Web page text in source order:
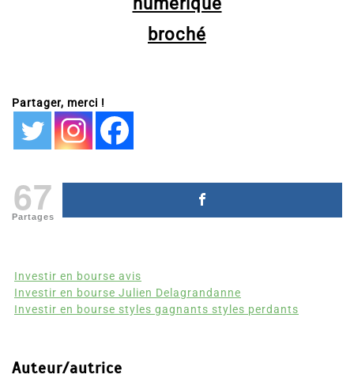
broché
Partager, merci !
67
Partages
Investir en bourse avis
Investir en bourse Julien Delagrandanne
Investir en bourse styles gagnants styles perdants
Auteur/autrice